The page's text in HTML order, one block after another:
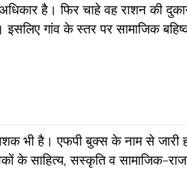
है। फिर चाहे वह राशन की
गांव के स्तर पर सामाजिक
भी है। एफपी बुक्‍स के नाम से जारी
के साहित्‍य, सस्‍क‍ृति व सामाजिक-